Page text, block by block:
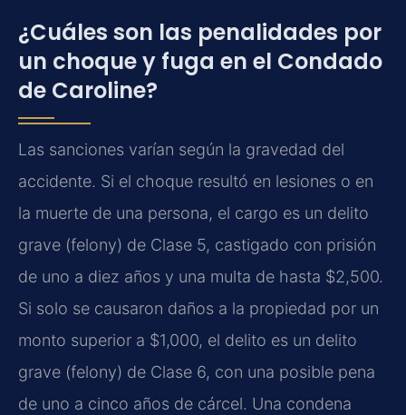
¿Cuáles son las penalidades por
un choque y fuga en el Condado
de Caroline?
Las sanciones varían según la gravedad del
accidente. Si el choque resultó en lesiones o en
la muerte de una persona, el cargo es un delito
grave (felony) de Clase 5, castigado con prisión
de uno a diez años y una multa de hasta $2,500.
Si solo se causaron daños a la propiedad por un
monto superior a $1,000, el delito es un delito
grave (felony) de Clase 6, con una posible pena
de uno a cinco años de cárcel. Una condena